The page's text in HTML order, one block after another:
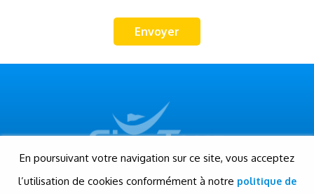
© Gigatour - Tous droits réservés
En poursuivant votre navigation sur ce site, vous acceptez
l’utilisation de cookies conformément à notre politique de